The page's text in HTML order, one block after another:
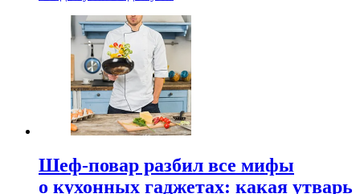
Шеф-повар разбил все мифы
о кухонных гаджетах: какая утварь